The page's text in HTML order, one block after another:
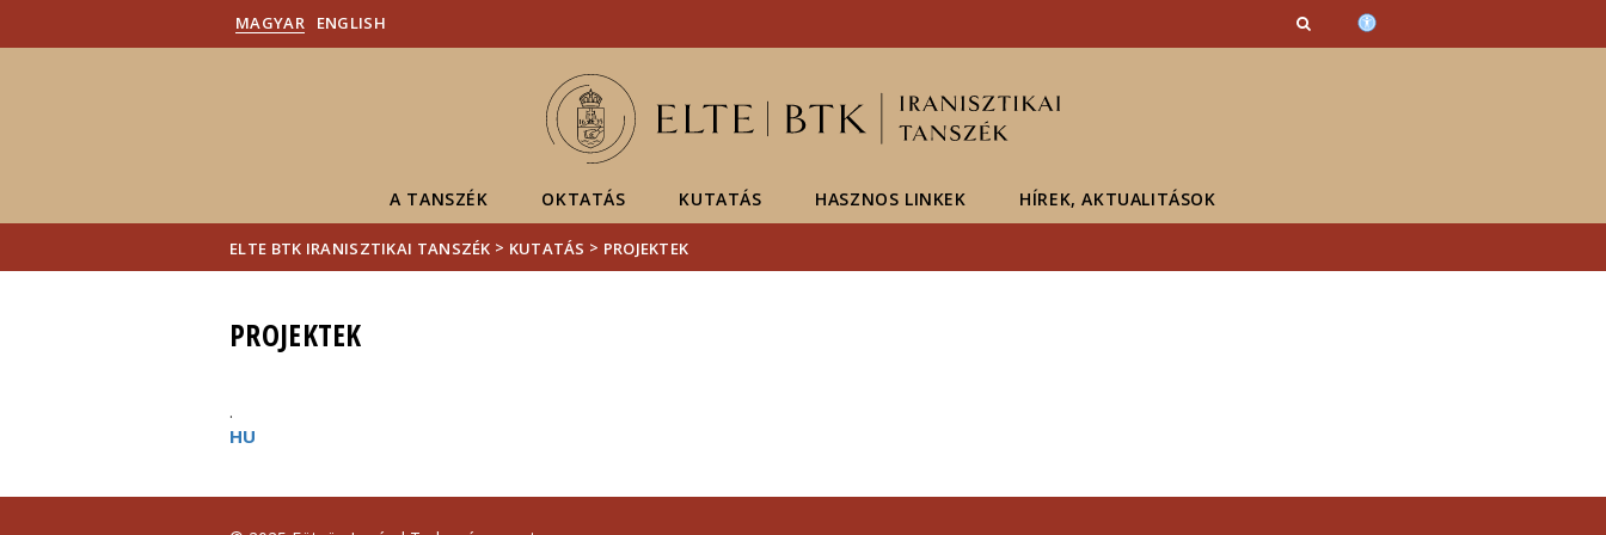
MAGYAR ENGLISH
A TANSZÉK OKTATÁS KUTATÁS HASZNOS LINKEK HÍREK, AKTUALITÁSOK
ELTE BTK IRANISZTIKAI TANSZÉK > KUTATÁS > PROJEKTEK
PROJEKTEK
.
HU